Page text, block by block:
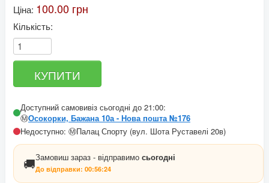
Ціна: 100.00 грн
Кількість:
Доступний самовивіз сьогодні до 21:00:
Ⓜ️Осокорки, Бажана 10а - Нова пошта №176
Недоступно: Ⓜ️Палац Спорту (вул. Шота Руставелі 20в)
🚚Замовиш зараз - відправимо сьогодні
До відправки: 00:56:24